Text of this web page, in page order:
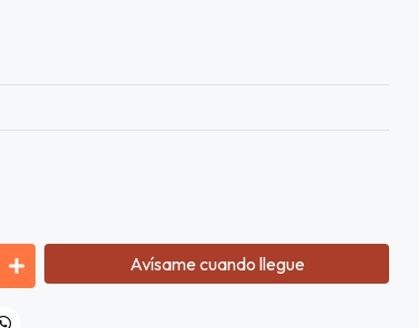
Avísame cuando llegue